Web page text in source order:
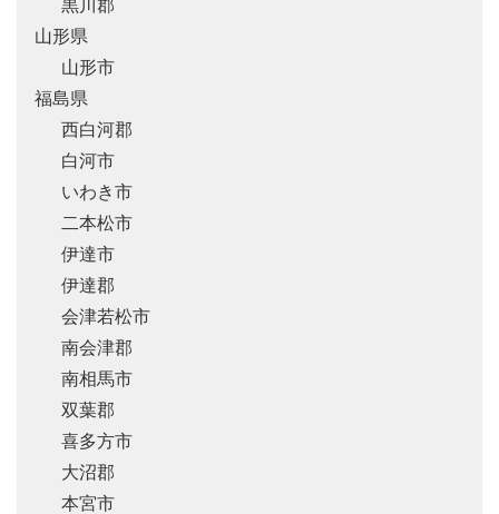
山形県
山形市
福島県
西白河郡
白河市
いわき市
二本松市
伊達市
伊達郡
会津若松市
南会津郡
南相馬市
双葉郡
喜多方市
大沼郡
本宮市